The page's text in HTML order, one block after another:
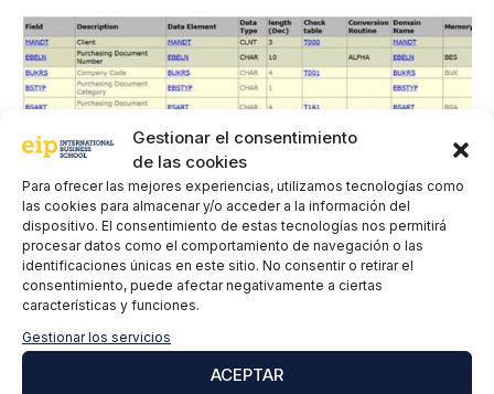
Gestionar el consentimiento
de las cookies
Para ofrecer las mejores experiencias, utilizamos tecnologías como
las cookies para almacenar y/o acceder a la información del
dispositivo. El consentimiento de estas tecnologías nos permitirá
procesar datos como el comportamiento de navegación o las
identificaciones únicas en este sitio. No consentir o retirar el
consentimiento, puede afectar negativamente a ciertas
características y funciones.
Gestionar los servicios
ACEPTAR
Estos campos son los mas significativos de la propia